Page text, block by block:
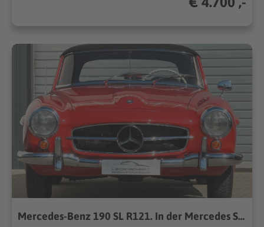
Mercedes-Benz 190 SL R121. In der Mercedes Szene bekannt